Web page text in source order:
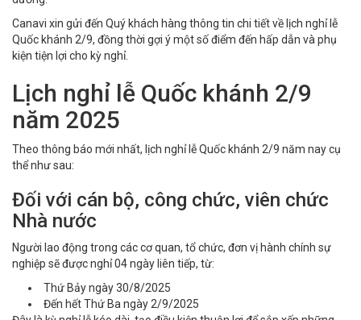
Canavi xin gửi đến Quý khách hàng thông tin chi tiết về lịch nghỉ lễ
Quốc khánh 2/9, đồng thời gợi ý một số điểm đến hấp dẫn và phụ
kiện tiện lợi cho kỳ nghỉ.
Lịch nghỉ lễ Quốc khánh 2/9
năm 2025
Theo thông báo mới nhất, lịch nghỉ lễ Quốc khánh 2/9 năm nay cụ
thể như sau:
Đối với cán bộ, công chức, viên chức
Nhà nước
Người lao động trong các cơ quan, tổ chức, đơn vị hành chính sự
nghiệp sẽ được nghỉ 04 ngày liên tiếp, từ:
Thứ Bảy ngày 30/8/2025
Đến hết Thứ Ba ngày 2/9/2025